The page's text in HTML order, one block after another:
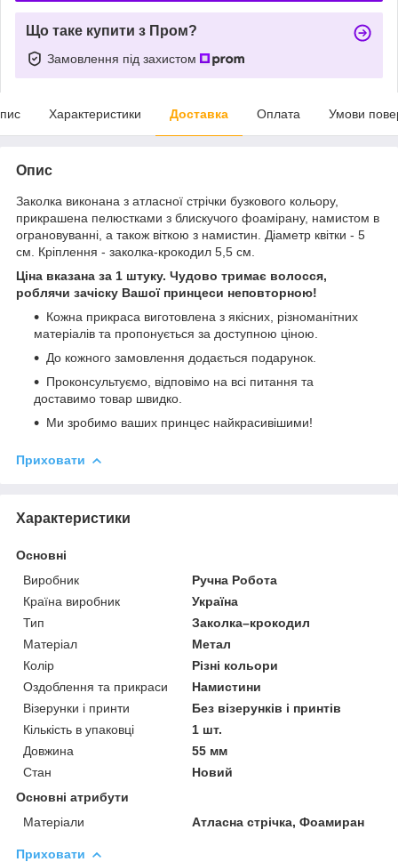
Що таке купити з Пром?
Замовлення під захистом
Характеристики Доставка Оплата Умови
Опис
Заколка виконана з атласної стрічки бузкового кольору,
прикрашена пелюстками з блискучого фоамірану, намистом в
ограновуванні, а також віткою з намистин. Діаметр квітки - 5
см. Кріплення - заколка-крокодил 5,5 см.
Ціна вказана за 1 штуку. Чудово тримає волосся,
роблячи зачіску Вашої принцеси неповторною!
Кожна прикраса виготовлена з якісних, різноманітних
матеріалів та пропонується за доступною ціною.
До кожного замовлення додається подарунок.
Проконсультуємо, відповімо на всі питання та
доставимо товар швидко.
Ми зробимо ваших принцес найкрасивішими!
Приховати
Характеристики
Основні
Виробник
Ручна Робота
Країна виробник
Україна
Тип
Заколка–крокодил
Матеріал
Метал
Колір
Різні кольори
Оздоблення та прикраси
Намистини
Візерунки і принти
Без візерунків і принтів
Кількість в упаковці
1 шт.
Довжина
55 мм
Стан
Новий
Основні атрибути
Матеріали
Атласна стрічка, Фоамиран
Приховати